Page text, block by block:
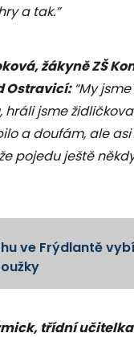
a tak.”
žákyně ZŠ
Ostravicí:“My
hráli jsme
a doufám, ale
pojedu ještě
ve Frýdlantě
třídní učitelka